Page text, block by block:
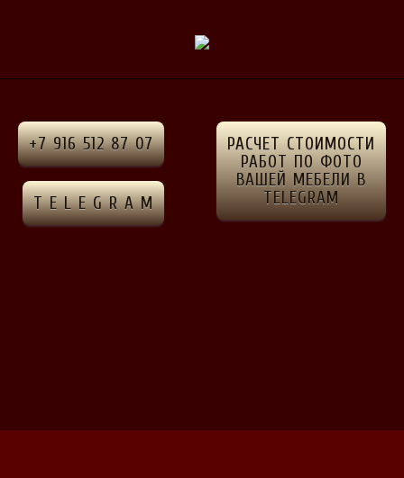
+7 916 512 87 07
T E L E G R A M
РАСЧЕТ СТОИМОСТИ
РАБОТ ПО ФОТО
ВАШЕЙ МЕБЕЛИ В
TELEGRAM